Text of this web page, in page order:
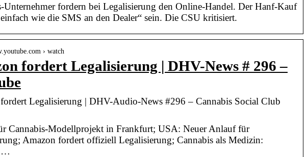
Unternehmer fordern bei Legalisierung den Online-Handel. Der Hanf-Kauf
wie die SMS an den Dealer“ sein. Die CSU kritisiert.
› watch
fordert Legalisierung | DHV-News # 296 –
Legalisierung | DHV-Audio-News #296 – Cannabis Social Club
Cannabis-Modellprojekt in Frankfurt; USA: Neuer Anlauf für
Amazon fordert offiziell Legalisierung; Cannabis als Medizin:
…